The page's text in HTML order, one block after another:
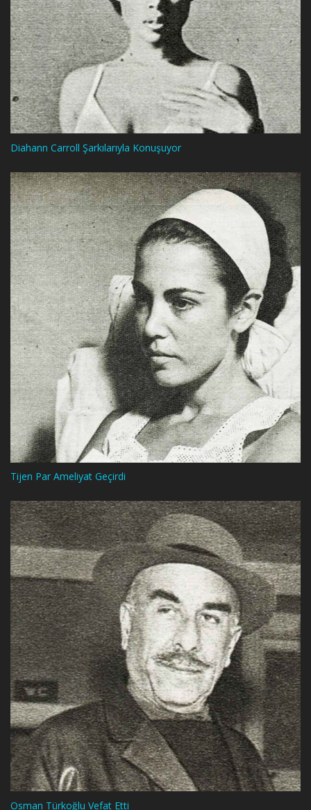
Diahann Carroll Şarkılarıyla Konuşuyor
Tijen Par Ameliyat Geçirdi
Osman Türkoğlu Vefat Etti